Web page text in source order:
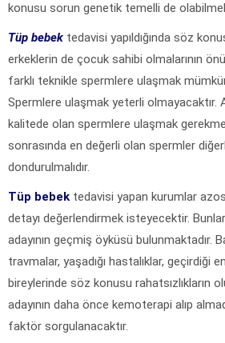
konusu sorun genetik temelli de
Tüp bebek tedavisi yapıldığında söz
erkeklerin de çocuk sahibi olmalarının
farklı teknikle spermlere ulaşmak
Spermlere ulaşmak yeterli olmayacaktır.
kalitede olan spermlere ulaşmak
sonrasında en değerli olan spermler
dondurulmalıdır.
Tüp bebek tedavisi yapan kurumlar
detayı değerlendirmek isteyecektir.
adayının geçmiş öyküsü bulunmaktadır.
travmalar, yaşadığı hastalıklar, geçirdiği
bireylerinde söz konusu rahatsızlıkların
adayının daha önce kemoterapi alıp
faktör sorgulanacaktır.